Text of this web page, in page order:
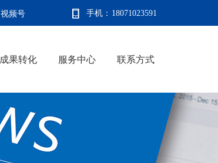
成果转化 服务中心 联系方式
手机： 18071023591
视频号